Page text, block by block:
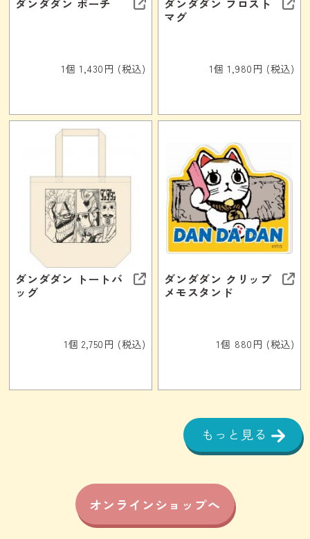
1個 1,430円 (税込)
マグ
1個 1,980円 (税込)
ダンダダン トートバ
ッグ
1個 2,750円 (税込)
ダンダダン クリップ
メモスタンド
1個 880円 (税込)
もっと見る
オンラインショップへ